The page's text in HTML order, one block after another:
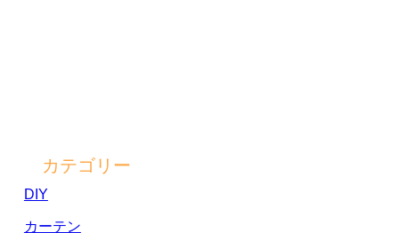
カテゴリー
DIY
カーテン